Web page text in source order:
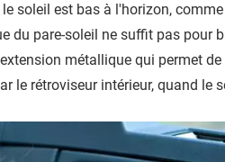
soleil est bas à l'horizon,
pare-soleil ne suffit pas pour
métallique qui permet de
le rétroviseur intérieur, quand le